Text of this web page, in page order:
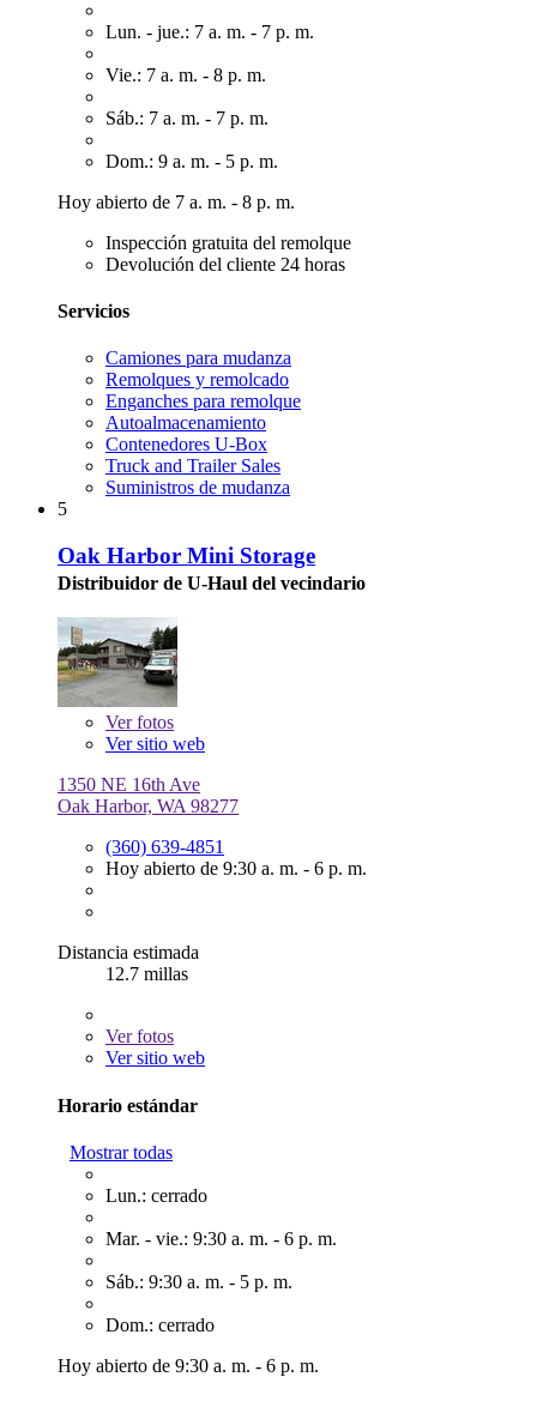
Lun. - jue.: 7 a. m. - 7 p. m.
Vie.: 7 a. m. - 8 p. m.
Sáb.: 7 a. m. - 7 p. m.
Dom.: 9 a. m. - 5 p. m.
Hoy abierto de 7 a. m. - 8 p. m.
Inspección gratuita del remolque
Devolución del cliente 24 horas
Servicios
Camiones para mudanza
Remolques y remolcado
Enganches para remolque
Autoalmacenamiento
Contenedores U-Box
Truck and Trailer Sales
Suministros de mudanza
5
Oak Harbor Mini Storage
Distribuidor de U-Haul del vecindario
Verfotos
Ver sitio web
1350 NE 16th Ave
Oak Harbor, WA 98277
(360) 639-4851
Hoy abierto de 9:30 a. m. - 6 p. m.
Distancia estimada
12.7 millas
Verfotos
Ver sitio web
Horario estándar
Mostrar todas
Lun.: cerrado
Mar. - vie.: 9:30 a. m. - 6 p. m.
Sáb.: 9:30 a. m. - 5 p. m.
Dom.: cerrado
Hoy abierto de 9:30 a. m. - 6 p. m.